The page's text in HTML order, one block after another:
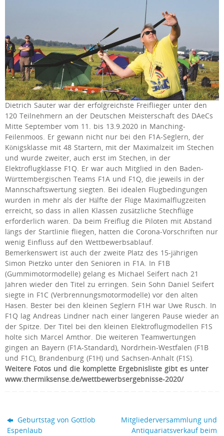
Dietrich Sauter war der erfolgreichste Freiflieger unter den
120 Teilnehmern an der Deutschen Meisterschaft des DAeCs
Mitte September vom 11. bis 13.9.2020 in Manching-
Feilenmoos. Er gewann nicht nur bei den F1A-Seglern, der
Königsklasse mit 48 Startern, mit der Maximalzeit im Stechen
und wurde zweiter, auch erst im Stechen, in der
Elektroflugklasse F1Q. Er war auch Mitglied in den Baden-
Württembergischen Teams F1A und F1Q, die jeweils in der
Mannschaftswertung siegten. Bei idealen Flugbedingungen
wurden in mehr als der Hälfte der Flüge Maximalflugzeiten
erreicht, so dass in allen Klassen zusätzliche Stechflüge
erforderlich waren. Da beim Freiflug die Piloten mit Abstand
längs der Startlinie fliegen, hatten die Corona-Vorschriften nur
wenig Einfluss auf den Wettbewerbsablauf.
Bemerkenswert ist auch der zweite Platz des 15-jährigen
Simon Pietzko unter den Senioren in F1A. In F1B
(Gummimotormodelle) gelang es Michael Seifert nach 21
Jahren wieder den Titel zu erringen. Sein Sohn Daniel Seifert
siegte in F1C (Verbrennungsmotormodelle) vor den alten
Hasen. Bester bei den kleinen Seglern F1H war Uwe Rusch. In
F1Q lag Andreas Lindner nach einer längeren Pause wieder an
der Spitze. Der Titel bei den kleinen Elektroflugmodellen F1S
holte sich Marcel Amthor. Die weiteren Teamwertungen
gingen an Bayern (F1A-Standard), Nordrhein-Westfalen (F1B
und F1C), Brandenburg (F1H) und Sachsen-Anhalt (F1S).
Weitere Fotos und die komplette Ergebnisliste gibt es unter
www.thermiksense.de/wettbewerbsergebnisse-2020/
Geburtstag von Gottlob
Espenlaub
Mitgliederversammlung und
Antiquariatsverkauf beim